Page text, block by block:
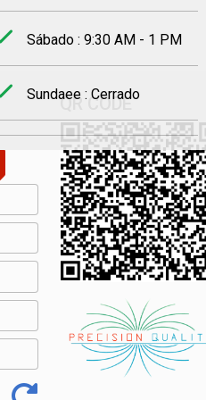
Sábado : 9:30 AM - 1 PM
Sundaee : Cerrado
QR CODE